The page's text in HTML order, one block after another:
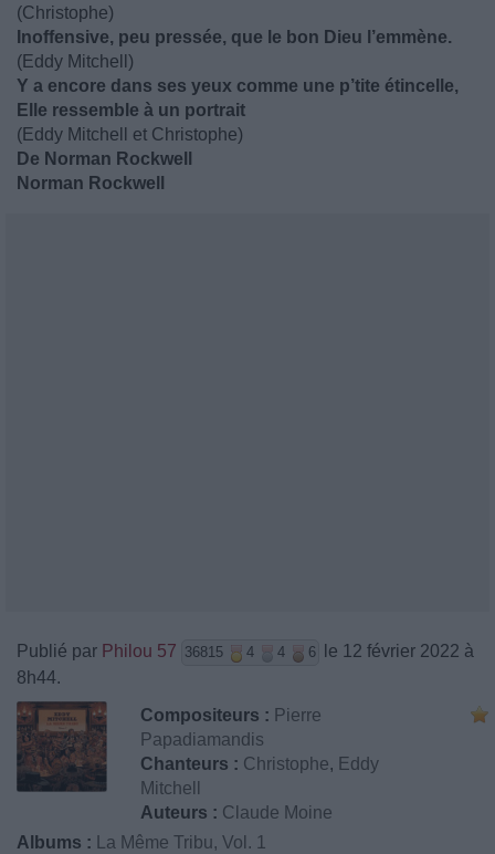
(Christophe)
Inoffensive, peu pressée, que le bon Dieu l’emmène.
(Eddy Mitchell)
Y a encore dans ses yeux comme une p’tite étincelle,
Elle ressemble à un portrait
(Eddy Mitchell et Christophe)
De Norman Rockwell
Norman Rockwell
Publié par Philou 57 36815 4 4 6
le 12 février 2022 à
8h44.
Compositeurs : Pierre
Papadiamandis
Chanteurs : Christophe, Eddy
Mitchell
Auteurs : Claude Moine
Albums :
La Même Tribu, Vol. 1